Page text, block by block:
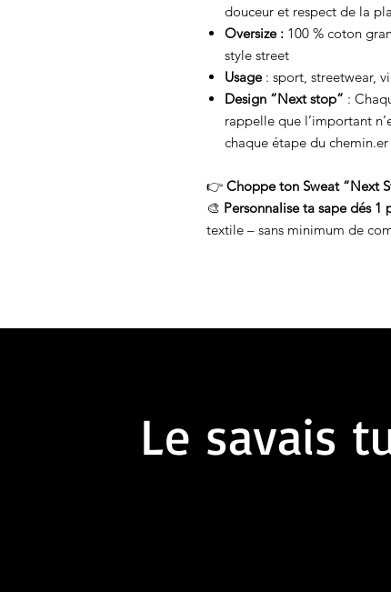
douceur et respect de la
Oversize : 100 % coton
style street
Usage: sport, streetwear,
Design “Next stop” :
rappelle que l’important
chaque étape du chemin.er
👉 Choppe ton Sweat “Next
🎨 Personnalise ta sape dés 1
textile – sans minimum de
Le savais